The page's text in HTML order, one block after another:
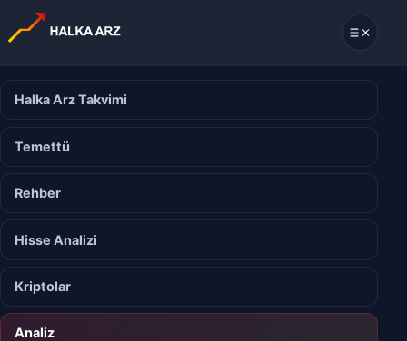
Halka Arz Takvimi
Temettü
Rehber
Hisse Analizi
Kriptolar
Analiz